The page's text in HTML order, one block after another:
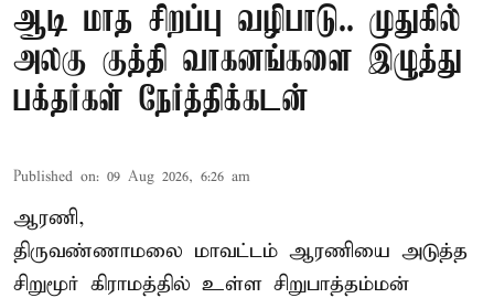
ஆடி மாத சிறப்பு வழிபாடு.. முதுகில்
அலகு குத்தி வாகனங்களை இழுத்து
பக்தர்கள் நேர்த்திக்கடன்
Published on: 09 Aug 2026, 6:26 am
ஆரணி,
திருவண்ணாமலை மாவட்டம் ஆரணியை அடுத்த
சிறுமூர் கிராமத்தில் உள்ள சிறுபாத்தம்மன்